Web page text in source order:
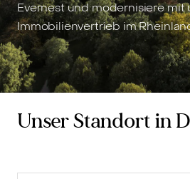
Evernest und modernisiere mit
Immobilienvertrieb im
Unser Standort in